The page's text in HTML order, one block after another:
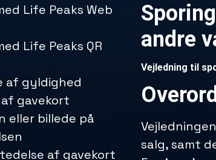
Life Peaks Web
Life Peaks QR
af gyldighed
gavekort
eller billede på
af gavekort
andre
Vejledning til
salg, samt